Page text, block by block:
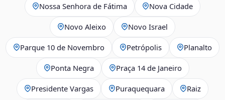
Nossa Senhora de Fátima Nova Cidade
Novo Aleixo Novo Israel
Parque 10 de Novembro Petrópolis Planalto
Ponta Negra Praça 14 de Janeiro
Presidente Vargas Puraquequara Raiz